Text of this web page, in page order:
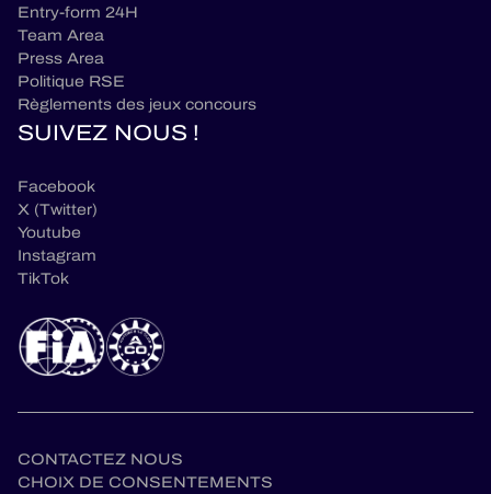
Entry-form 24H
Team Area
Press Area
Politique RSE
Règlements des jeux concours
SUIVEZ NOUS !
Facebook
X (Twitter)
Youtube
Instagram
TikTok
CONTACTEZ NOUS
CHOIX DE CONSENTEMENTS